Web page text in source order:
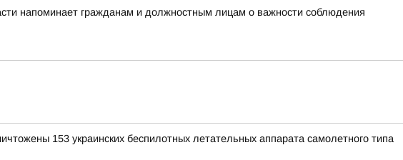
напоминает гражданам и должностным лицам о важности соблюдения
153 украинских беспилотных летательных аппарата самолетного типа